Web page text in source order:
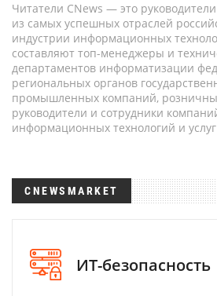
Читатели CNews — это
из самых успешных отраслей
индустрии информационных
составляют топ-менеджеры и
департаментов информатизации
региональных органов
промышленных компаний,
руководители и сотрудники
информационных технологий и
CNEWSMARKET
ИТ-безопасность